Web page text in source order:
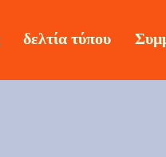
δελτία τύπου